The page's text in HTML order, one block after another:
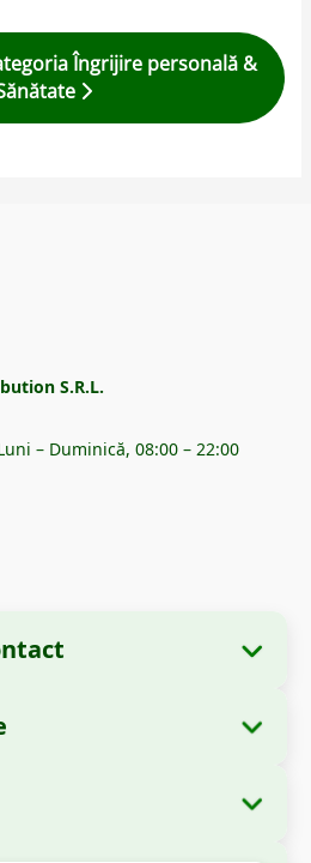
Îngrijire personală &
S.R.L.
– Duminică, 08:00 – 22:00
companie